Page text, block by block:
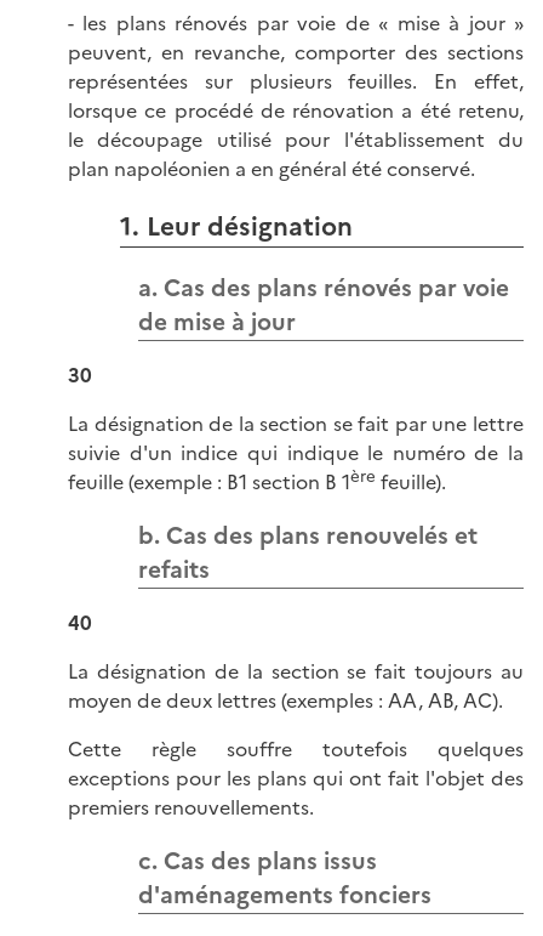
- les plans rénovés par voie de « mise à jour »
peuvent, en revanche, comporter des sections
représentées sur plusieurs feuilles. En effet,
lorsque ce procédé de rénovation a été retenu,
le découpage utilisé pour l'établissement du
plan napoléonien a en général été conservé.
1. Leur désignation
a. Cas des plans rénovés par voie
de mise à jour
30
La désignation de la section se fait par une lettre
suivie d'un indice qui indique le numéro de la
feuille (exemple : B1 section B 1ère feuille).
b. Cas des plans renouvelés et
refaits
40
La désignation de la section se fait toujours au
moyen de deux lettres (exemples : AA, AB, AC).
Cette règle souffre toutefois quelques
exceptions pour les plans qui ont fait l'objet des
premiers renouvellements.
c. Cas des plans issus
d'aménagements fonciers